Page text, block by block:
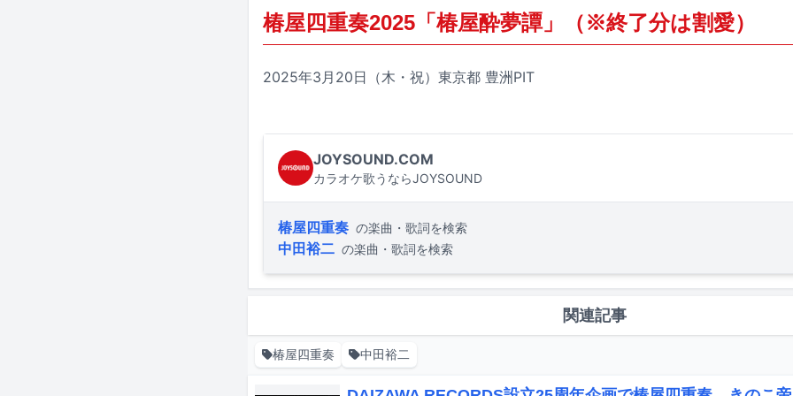
椿屋四重奏2025「椿屋酔夢譚」（※終了分は割愛）
2025年3月20日（木・祝）東京都 豊洲PIT
JOYSOUND.COM
カラオケ歌うならJOYSOUND
椿屋四重奏 の楽曲・歌詞を検索
中田裕二 の楽曲・歌詞を検索
関連記事
椿屋四重奏 中田裕二